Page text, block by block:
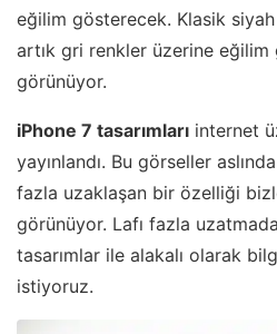
eğilim gösterecek. Klasik siyah
artık gri renkler üzerine
görünüyor.
iPhone 7 tasarımları internet
yayınlandı. Bu görseller
fazla uzaklaşan bir özelliği
görünüyor. Lafı fazla
tasarımlar ile alakalı olarak
istiyoruz.